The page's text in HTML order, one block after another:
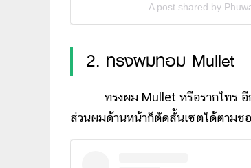
A post shared by
2. ทรงผมทอม Mullet
ทรงผม Mullet หรือรากไทร อีกห
ส่วนผมด้านหน้าก็ตัดสั้นเซตได้ตาม